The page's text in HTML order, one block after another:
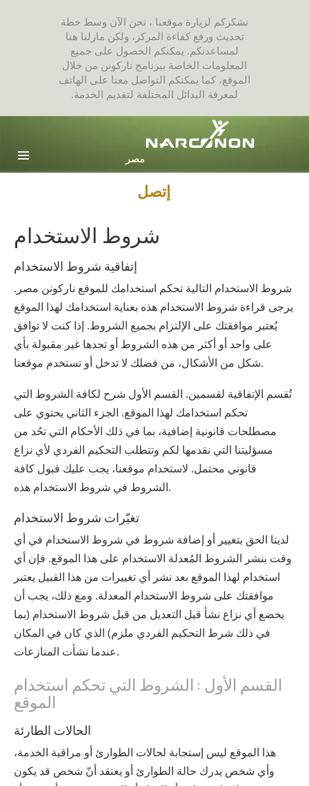
نشكركم لزيارة موقعنا ، نحن الآن وسط خطة
تحديث ورفع كفاءة المركز، ولكن مازلنا هنا
لمساعدتكم. يمكنكم الحصول على جميع
المعلومات الخاصة ببرنامج ناركونن من خلال
الموقع، كما يمكنكم التواصل معنا على الهاتف
لمعرفة البدائل المختلفة لتقديم الخدمة.
إتصل
شروط الاستخدام
إتفاقية شروط الاستخدام
شروط الاستخدام التالية تحكم استخدامك للموقع ‫ناركونن‬ ‫مصر‬.
يرجى قراءة شروط الاستخدام هذه بعناية استخدامك لهذا الموقع
يُعتبر موافقتك على الإلتزام بجميع الشروط. إذا كنت لا توافق
على واحد أو أكثر من هذه الشروط أو تجدها غير مقبولة بأي
شكل من الأشكال، من فضلك لا تدخل أو تستخدم موقعنا.
تُقسم الإتفاقية لقسمين. القسم الأول شرح لكافة الشروط التي
تحكم استخدامك لهذا الموقع. الجزء الثاني يحتوي على
مصطلحات قانونية إضافية، بما في ذلك الأحكام التي تحُد من
مسؤليتنا التي نقدمها لكم وتتطلب التحكيم الفردي لأي نزاع
قانوني محتمل. لاستخدام موقعنا، يجب عليك قبول كافة
الشروط في شروط الاستخدام هذه.
تغيّرات شروط الاستخدام
لدينا الحق بتغيير أو إضافة شروط في شروط الاستخدام في أي
وقت بنشر الشروط المُعدلة الاستخدام على هذا الموقع. فإن أي
استخدام لهذا الموقع بعد نشر أي تغييرات من هذا القبيل يعتبر
موافقتك على شروط الاستخدام المعدلة. ومع ذلك، يجب أن
يخضع أي نزاع نشأ قبل التعديل من قبل شروط الاستخدام (بما
في ذلك شرط التحكيم الفردي ملزم) الذي كان في المكان
عندما نشأت المنازعات.
القسم الأول : الشروط التي تحكم استخدام
الموقع
الحالات الطارئة
هذا الموقع ليس إستجابة لحالات الطوارئ أو مراقبة الخدمة،
وأي شخص يدرك حالة الطوارئ أو يعتقد أنّ شخص قد يكون